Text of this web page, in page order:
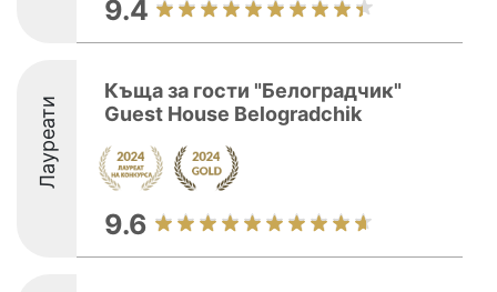
9.4
Лауреати
Къща за гости "Белоградчик"
Guest House Belogradchik
9.6